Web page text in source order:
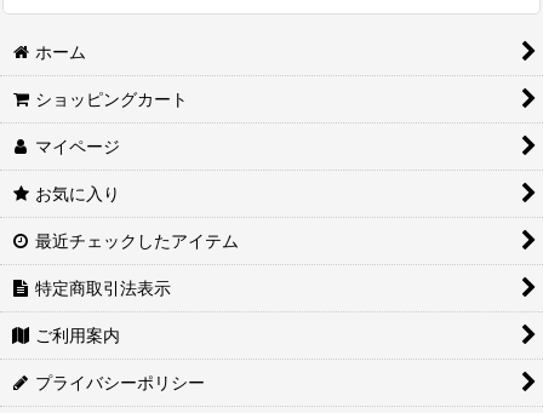
ホーム
ショッピングカート
マイページ
お気に入り
最近チェックしたアイテム
特定商取引法表示
ご利用案内
プライバシーポリシー